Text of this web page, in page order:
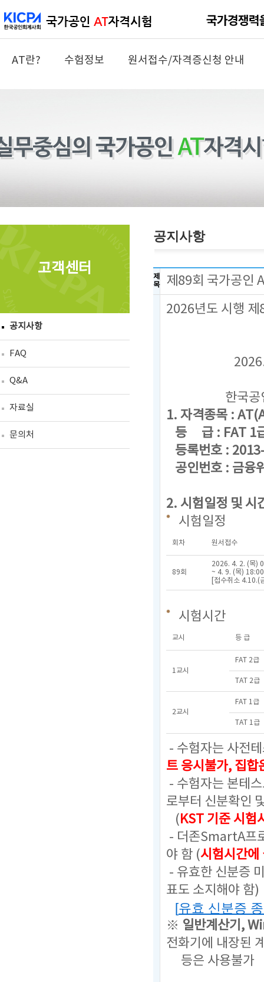
AT란? 수험정보 원서접수/자격증신청 안내
고객센터
공지사항
FAQ
Q&A
자료실
문의처
공지사항
제
목
제89회 국가공인
2026년도 시행 제
2026.
한국공인회
1. 자격종목 :
등 급 : FAT 1
등록번호 :
공인번호 : 금융
2. 시험일정 및 시
시험일정
회차 원서접수
89회
2026. 4. 2. (목)
~ 4. 9. (목) 18:00
[접수취소 4.10.(
시험시간
교시 등 급
1교시
FAT 2급
TAT 2급
2교시
FAT 1급
TAT 1급
- 수험자는 사전
트 응시불가, 집합
- 수험자는 본테
로부터 신분확인
(KST 기준 시험
- 더존SmartA프
야 함 (시험시간에
- 유효한 신분증
표도 소지해야 함)
[유효 신분증
※ 일반계산기,
전화기에 내장된
등은 사용불가